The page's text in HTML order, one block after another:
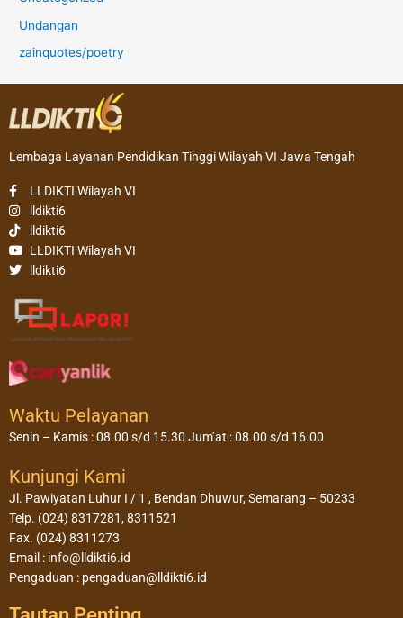
Undangan
zainquotes/poetry
Lembaga Layanan Pendidikan Tinggi Wilayah VI Jawa Tengah
LLDIKTI Wilayah VI
lldikti6
lldikti6
LLDIKTI Wilayah VI
lldikti6
Waktu Pelayanan
Senin – Kamis : 08.00 s/d 15.30 Jum’at : 08.00 s/d 16.00
Kunjungi Kami
Jl. Pawiyatan Luhur I / 1 , Bendan Dhuwur, Semarang – 50233
Telp. (024) 8317281, 8311521
Fax. (024) 8311273
Email : info@lldikti6.id
Pengaduan : pengaduan@lldikti6.id